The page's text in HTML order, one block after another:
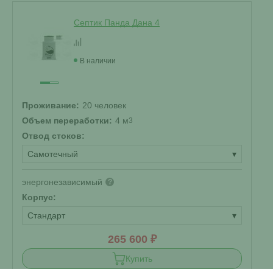
Септик Панда Дана 4
В наличии
Проживание: 20 человек
Объем переработки: 4 м3
Отвод стоков:
Самотечный
▾
энергонезависимый ?
Корпус:
Стандарт
▾
265 600 ₽
Купить